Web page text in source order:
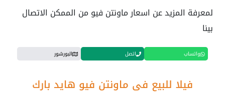
لمعرفة المزيد عن اسعار ماونتن فيو من الممكن الاتصال
بينا
واتساب اتصل البورشور
فيلا للبيع في ماونتن فيو هايد بارك